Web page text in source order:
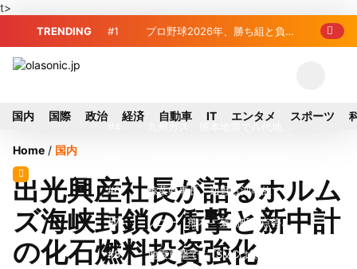
t>
TRENDING #1 プロ野球2026年、勝ち組と負け
由に
月1日付人事異動を発表
#6 榛葉幹事長、辺野古沖事故で
「地元メディアの報道不足」指摘 那覇
訪問中
#7 ソニー、熊本・菊陽町拠点停
止 復旧見通し立たず 半導体集積地に
#8 地震直撃でもTSMCは熊本を見
国内 国際 政治 経済 自動車 IT エンタメ スポーツ
Home / 国内
出光興産社長が語るホルム
ズ海峡封鎖の衝撃と新中計
の化石燃料投資強化